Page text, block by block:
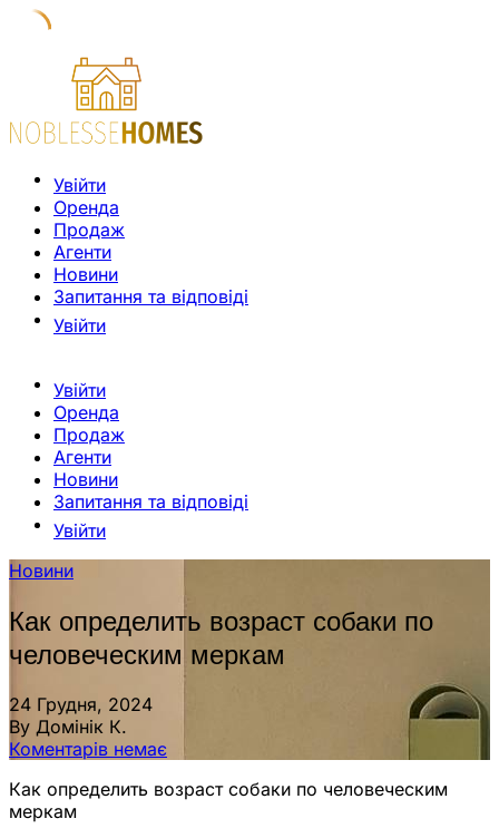
Увійти
Оренда
Продаж
Агенти
Новини
Запитання та відповіді
Увійти
Увійти
Оренда
Продаж
Агенти
Новини
Запитання та відповіді
Увійти
Новини
Как определить возраст собаки по
человеческим меркам
24 Грудня, 2024
By Домінік К.
Коментарів немає
Как определить возраст собаки по человеческим
меркам